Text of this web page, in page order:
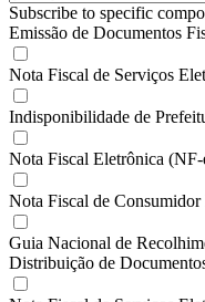
Subscribe to specific
Emissão de Documentos
Nota Fiscal de Serviços
Indisponibilidade de
Nota Fiscal Eletrônica (NF-
Nota Fiscal de
Guia Nacional de
Distribuição de